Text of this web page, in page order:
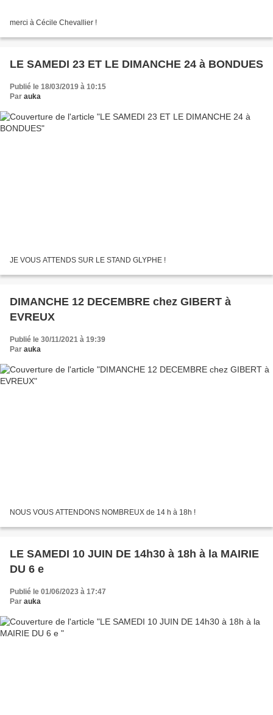
merci à Cécile Chevallier !
LE SAMEDI 23 ET LE DIMANCHE 24 à BONDUES
Publié le 18/03/2019 à 10:15
Par auka
JE VOUS ATTENDS SUR LE STAND GLYPHE !
DIMANCHE 12 DECEMBRE chez GIBERT à
EVREUX
Publié le 30/11/2021 à 19:39
Par auka
NOUS VOUS ATTENDONS NOMBREUX de 14 h à 18h !
LE SAMEDI 10 JUIN DE 14h30 à 18h à la MAIRIE
DU 6 e
Publié le 01/06/2023 à 17:47
Par auka